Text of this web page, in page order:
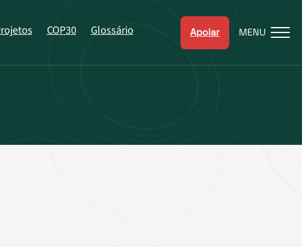
COP30 Glossário Apoiar MENU